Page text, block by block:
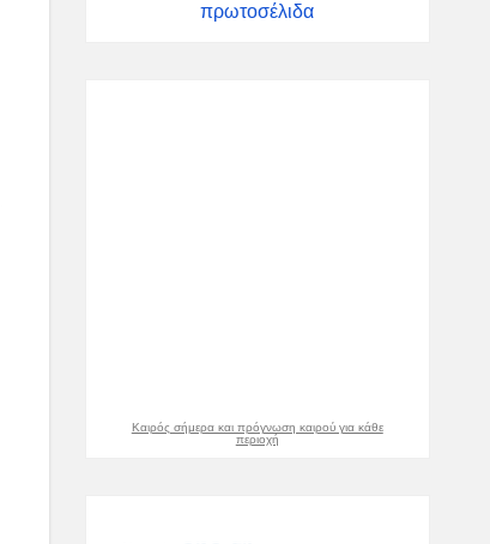
πρωτοσέλιδα
Καιρός σήμερα και πρόγνωση καιρού για κάθε
περιοχή